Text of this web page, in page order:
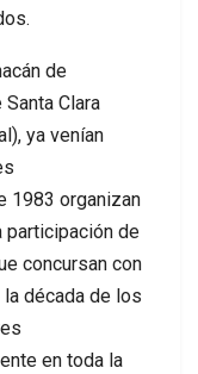
de
Clara
ya venían
1983 organizan
participación de
concursan con
década de los
en toda la